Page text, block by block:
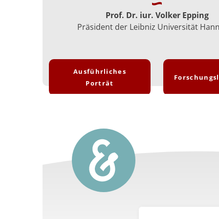
Prof. Dr. iur. Volker Epping
Präsident der Leibniz Universität
Ausführliches
Porträt